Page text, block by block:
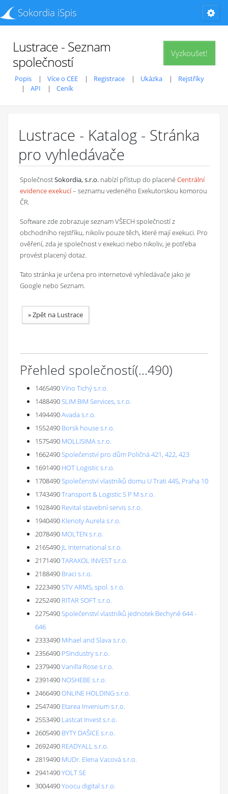
Sokordia iSpis
Vyzkoušet!
Lustrace - Seznam
společností
Popis Více o CEE Registrace Ukázka
Rejstříky
API
Ceník
Lustrace - Katalog - Stránka
pro vyhledávače
SpolečnostSokordia, s.r.o. nabízí přístup do placenéCentrální
evidence exekucí– seznamu vedeného Exekutorskou komorou
ČR.
Software zde zobrazuje seznam VŠECH společností z
obchodního rejstříku, nikoliv pouze těch, které mají exekuci. Pro
ověření, zda je společnost v exekuci nebo nikoliv, je potřeba
provést placený dotaz.
Tato stránka je určena pro internetové vyhledávače jako je
Google nebo Seznam.
»Zpět na Lustrace
Přehled společností(...490)
1465490Víno Tichý s.r.o.
1488490SLIM BIM Services, s.r.o.
1494490Avada s.r.o.
1552490 Borsk house s.r.o.
1575490 MOLLISIMA s.r.o.
1662490Společenství pro dům Poličná 421, 422, 423
1691490 HOT Logistic s.r.o.
1708490Společenství vlastníků domu U Trati 445, Praha 10
1743490Transport & Logistic S P M s.r.o.
1928490 Revital-stavební servis s.r.o.
1940490 Klenoty Aurela s.r.o.
2078490 MOLTEN s.r.o.
2165490 JL International s.r.o.
2171490TARAXOL INVEST s.r.o.
2188490 Braci s.r.o.
2223490STV ARMS, spol. s r.o.
2252490 RITAR SOFT s.r.o.
2275490Společenství vlastníků jednotek Bechyně 644 -
646
2333490 Mihael and Slava s.r.o.
2356490 PSIndustry s.r.o.
2379490Vanilla Rose s.r.o.
2391490 NOSHEBE s.r.o.
2466490ONLINE HOLDING s.r.o.
2547490 Etarea Invenium s.r.o.
2553490 Lastcat Invest s.r.o.
2605490 BYTY DAŠICE s.r.o.
2692490 READYALL s.r.o.
2819490 MUDr. Elena Vacová s.r.o.
2941490YOLT SE
3004490Yoocu digital s.r.o.